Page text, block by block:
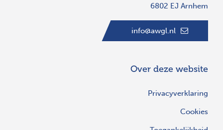
6802 EJ Arnhem
info@awgl.nl
Over deze website
Privacyverklaring
Cookies